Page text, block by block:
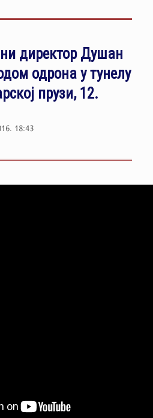
директор Душан
одрона у тунелу
прузи, 12.
18:43